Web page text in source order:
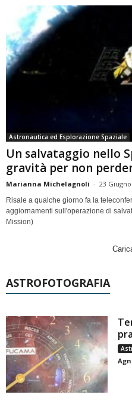
Astronautica ed Esplorazione Spaziale
Un salvataggio nello
gravità per non
Marianna Michelagnoli - 23
Risale a qualche giorno fa la
aggiornamenti sull'operazione di
Mission)
ASTROFOTOGRAFIA